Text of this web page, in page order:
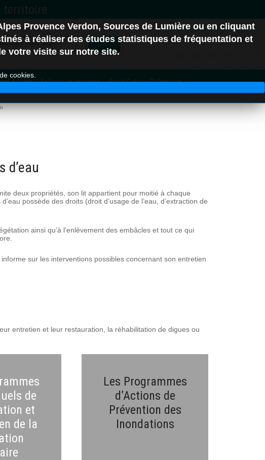
Serre-Ponçon
Nord
Go
durable Enfance et jeunesse Sport Culture Patrimoine
d’eau
deux propriétés, son lit appartient pour moitié à chaque
possède des droits (droit d’usage de l’eau, d’extraction de
ainsi qu’à l’enlèvement des embâcles et tout ce qui
sur les interventions possibles concernant son entretien
entretien et leur restauration, la réhabilitation de digues ou
de
et
de la
Les Programmes
d’Actions de
Prévention des
Inondations
Provence Verdon, Sources de Lumière ou en cliquant
à réaliser des études statistiques de fréquentation et
votre visite sur notre site.
cookies.